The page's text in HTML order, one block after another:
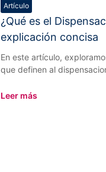
Artículo
¿Qué es el
explicación concisa
En este artículo,
que definen al
Leer más